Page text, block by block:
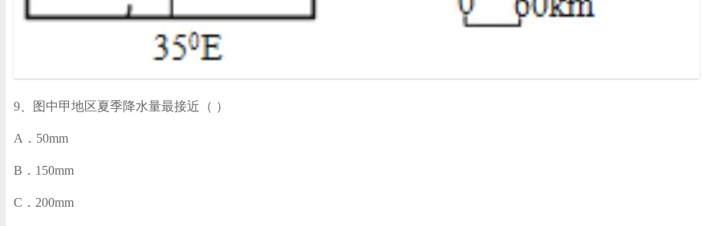
9、图中甲地区夏季降水量最接近（ ）
A．50mm
B．150mm
C．200mm